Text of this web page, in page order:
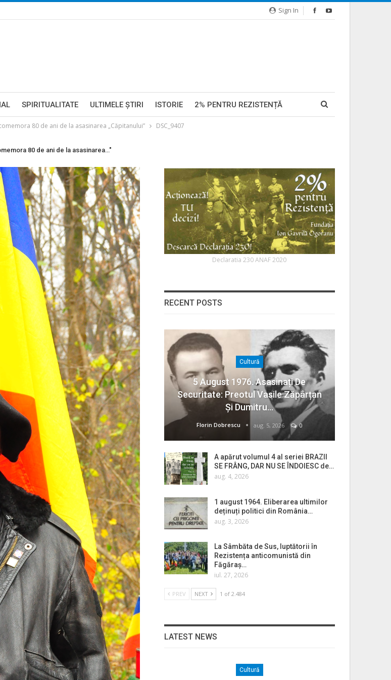
Sign In
SPIRITUALITATE ULTIMELE ŞTIRI ISTORIE 2% PENTRU REZISTENȚĂ
80 de ani de la asasinarea „Căpitanului” DSC_9407
80 de ani de la asasinarea…"
Declaratia 230 ANAF 2020
RECENT POSTS
Cultură
5 August 1976. Asasinați De
Securitate: Preotul Vasile Zăpârțan
Și Dumitru…
Florin Dobrescu aug. 5, 2026 0
A apărut volumul 4 al seriei BRAZII
SE FRÂNG, DAR NU SE ÎNDOIESC de…
aug. 4, 2026
1 august 1964. Eliberarea ultimilor
deținuți politici din România…
aug. 3, 2026
La Sâmbăta de Sus, luptătorii în
Rezistența anticomunistă din
Făgăraș…
iul. 27, 2026
PREV NEXT 1 of 2.484
LATEST NEWS
Cultură